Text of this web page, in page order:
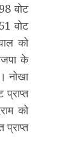
वोट
वोट
को
के
नोखा
को